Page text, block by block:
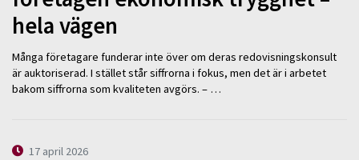
hela vägen
Många företagare funderar inte över om deras redovisningskonsult
är auktoriserad. I stället står siffrorna i fokus, men det är i arbetet
bakom siffrorna som kvaliteten avgörs. – …
17 april 2026